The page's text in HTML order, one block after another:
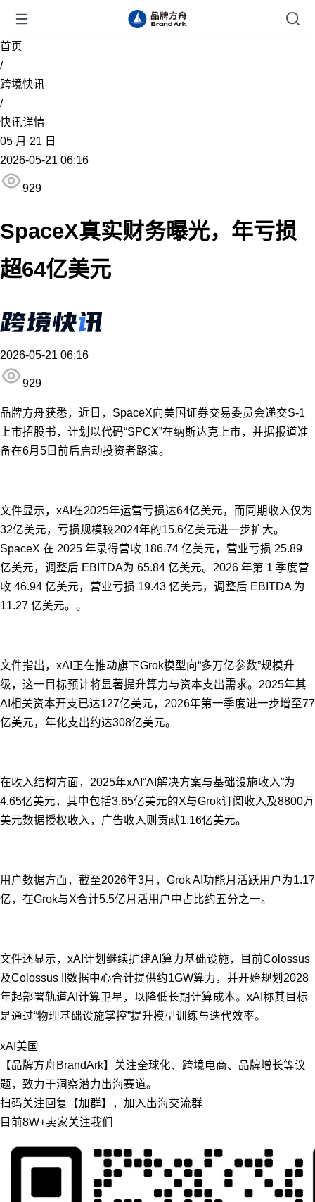
首页
/
跨境快讯
/
快讯详情
05 月 21 日
2026-05-21 06:16
929
SpaceX真实财务曝光，年亏损
超64亿美元
2026-05-21 06:16
929
品牌方舟获悉，近日，SpaceX向美国证券交易委员会递交S-1
上市招股书，计划以代码“SPCX”在纳斯达克上市，并据报道准
备在6月5日前后启动投资者路演。
文件显示，xAI在2025年运营亏损达64亿美元，而同期收入仅为
32亿美元，亏损规模较2024年的15.6亿美元进一步扩大。
SpaceX 在 2025 年录得营收 186.74 亿美元，营业亏损 25.89
亿美元，调整后 EBITDA为 65.84 亿美元。2026 年第 1 季度营
收 46.94 亿美元，营业亏损 19.43 亿美元，调整后 EBITDA 为
11.27 亿美元。。
文件指出，xAI正在推动旗下Grok模型向“多万亿参数”规模升
级，这一目标预计将显著提升算力与资本支出需求。2025年其
AI相关资本开支已达127亿美元，2026年第一季度进一步增至77
亿美元，年化支出约达308亿美元。
在收入结构方面，2025年xAI“AI解决方案与基础设施收入”为
4.65亿美元，其中包括3.65亿美元的X与Grok订阅收入及8800万
美元数据授权收入，广告收入则贡献1.16亿美元。
用户数据方面，截至2026年3月，Grok AI功能月活跃用户为1.17
亿，在Grok与X合计5.5亿月活用户中占比约五分之一。
文件还显示，xAI计划继续扩建AI算力基础设施，目前Colossus
及Colossus II数据中心合计提供约1GW算力，并开始规划2028
年起部署轨道AI计算卫星，以降低长期计算成本。xAI称其目标
是通过“物理基础设施掌控”提升模型训练与迭代效率。
xAI 美国
【品牌方舟BrandArk】关注全球化、跨境电商、品牌增长等议
题，致力于洞察潜力出海赛道。
扫码关注回复【加群】，加入出海交流群
目前8W+卖家关注我们